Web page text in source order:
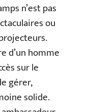
n’est pas
ou
d’un homme
sur le
gérer,
solide.